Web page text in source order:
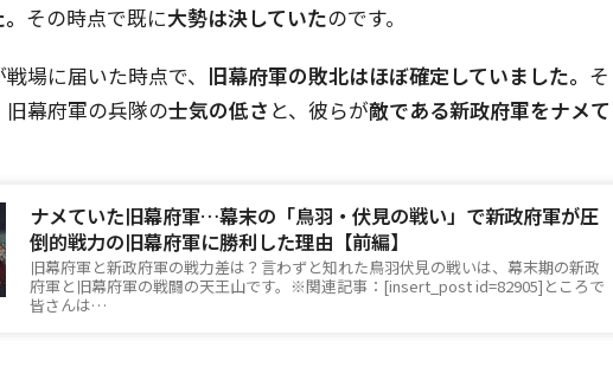
その時点で既に大勢は決していたのです。
場に届いた時点で、 旧幕府軍の敗北はほぼ確定していました。 そ
幕府軍の兵隊の士気の低さ と、彼らが敵である新政府軍をナメて
ナメていた旧幕府軍…幕末の「鳥羽・伏見の戦い」で新政府軍が圧
倒的戦力の旧幕府軍に勝利した理由【前編】
旧幕府軍と新政府軍の戦力差は？言わずと知れた鳥羽伏見の戦いは、幕末期の新政
府軍と旧幕府軍の戦闘の天王山です。※関連記事：[insert_post id=82905]ところで
皆さんは…